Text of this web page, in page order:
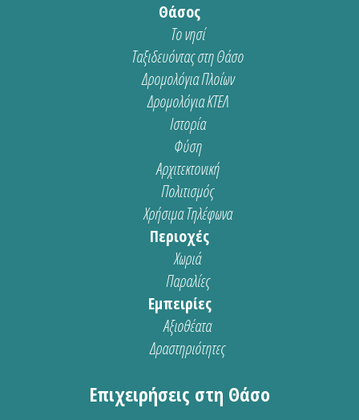
Θάσος
Το νησί
Ταξιδευόντας στη Θάσο
Δρομολόγια Πλοίων
Δρομολόγια ΚΤΕΛ
Ιστορία
Φύση
Αρχιτεκτονική
Πολιτισμός
Χρήσιμα Τηλέφωνα
Περιοχές
Χωριά
Παραλίες
Εμπειρίες
Αξιοθέατα
Δραστηριότητες
Επιχειρήσεις στη Θάσο